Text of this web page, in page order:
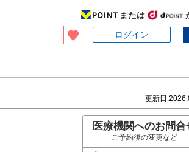
または
ログイン
更新日:
医療機関へのお問合
ご予約後の変更など